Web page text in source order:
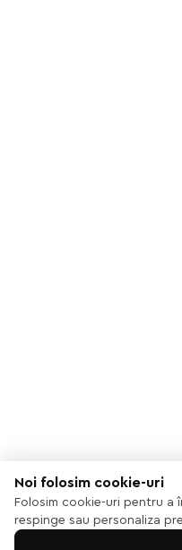
Noi folosim cookie-uri
Folosim cookie-uri pentru
respinge sau personaliza